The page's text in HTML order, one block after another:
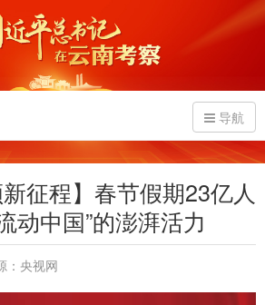
导航
新征程】春节假期23亿人
动中国”的澎湃活力
：央视网